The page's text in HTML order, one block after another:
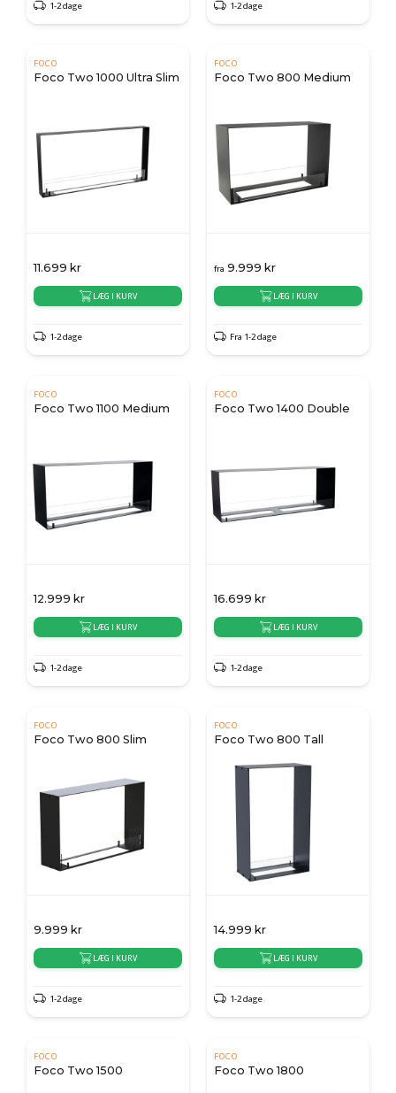
1-2 dage 1-2 dage
FOCO
Foco Two 1000 Ultra Slim
11.699 kr
LÆG I KURV
1-2 dage
FOCO
Foco Two 800 Medium
fra 9.999 kr
LÆG I KURV
Fra 1-2 dage
FOCO
Foco Two 1100 Medium
12.999 kr
LÆG I KURV
1-2 dage
FOCO
Foco Two 1400 Double
16.699 kr
LÆG I KURV
1-2 dage
FOCO
Foco Two 800 Slim
9.999 kr
LÆG I KURV
1-2 dage
FOCO
Foco Two 800 Tall
14.999 kr
LÆG I KURV
1-2 dage
FOCO
Foco Two 1500
FOCO
Foco Two 1800